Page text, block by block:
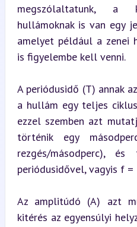
megszólaltatunk, a
hullámoknak is van egy
amelyet például a zenei
is figyelembe kell venni.
A periódusidő (T) annak
a hullám egy teljes
ezzel szemben azt
történik egy
rezgés/másodperc),
periódusidővel, vagyis f =
Az amplitúdó (A) azt
kitérés az egyensúlyi